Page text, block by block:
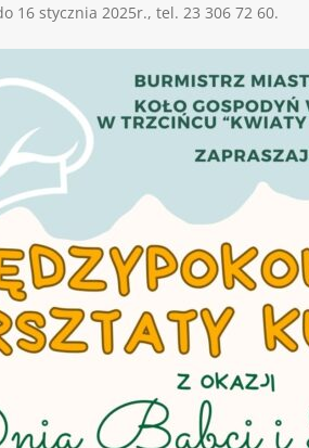
16 stycznia 2025r., tel. 23 306 72 60.